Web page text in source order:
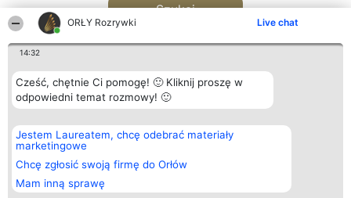
ORŁY Rozrywki Live chat
14:32
Cześć, chętnie Ci pomogę! 🙂 Kliknij proszę w
odpowiedni temat rozmowy! 🙂
Jestem Laureatem, chcę odebrać materiały
marketingowe
Chcę zgłosić swoją firmę do Orłów
Mam inną sprawę
Szukaj
Organizator plebiscytu
Bright Side Solutions sp. z o.
o. sp. k.
ul. Ruska 22
Wrocław 50-079
KRS 0000749100 | Regon
381313360 | NIP 8943132676
Plebiscyt
Laureaci
wszystkich
Laureatów
Regulamin
Kontakt
Kontakt